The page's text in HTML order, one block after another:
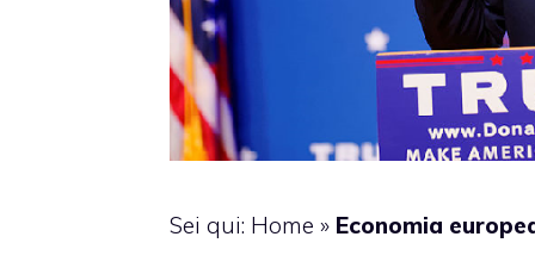
Sei qui: Home » Economia